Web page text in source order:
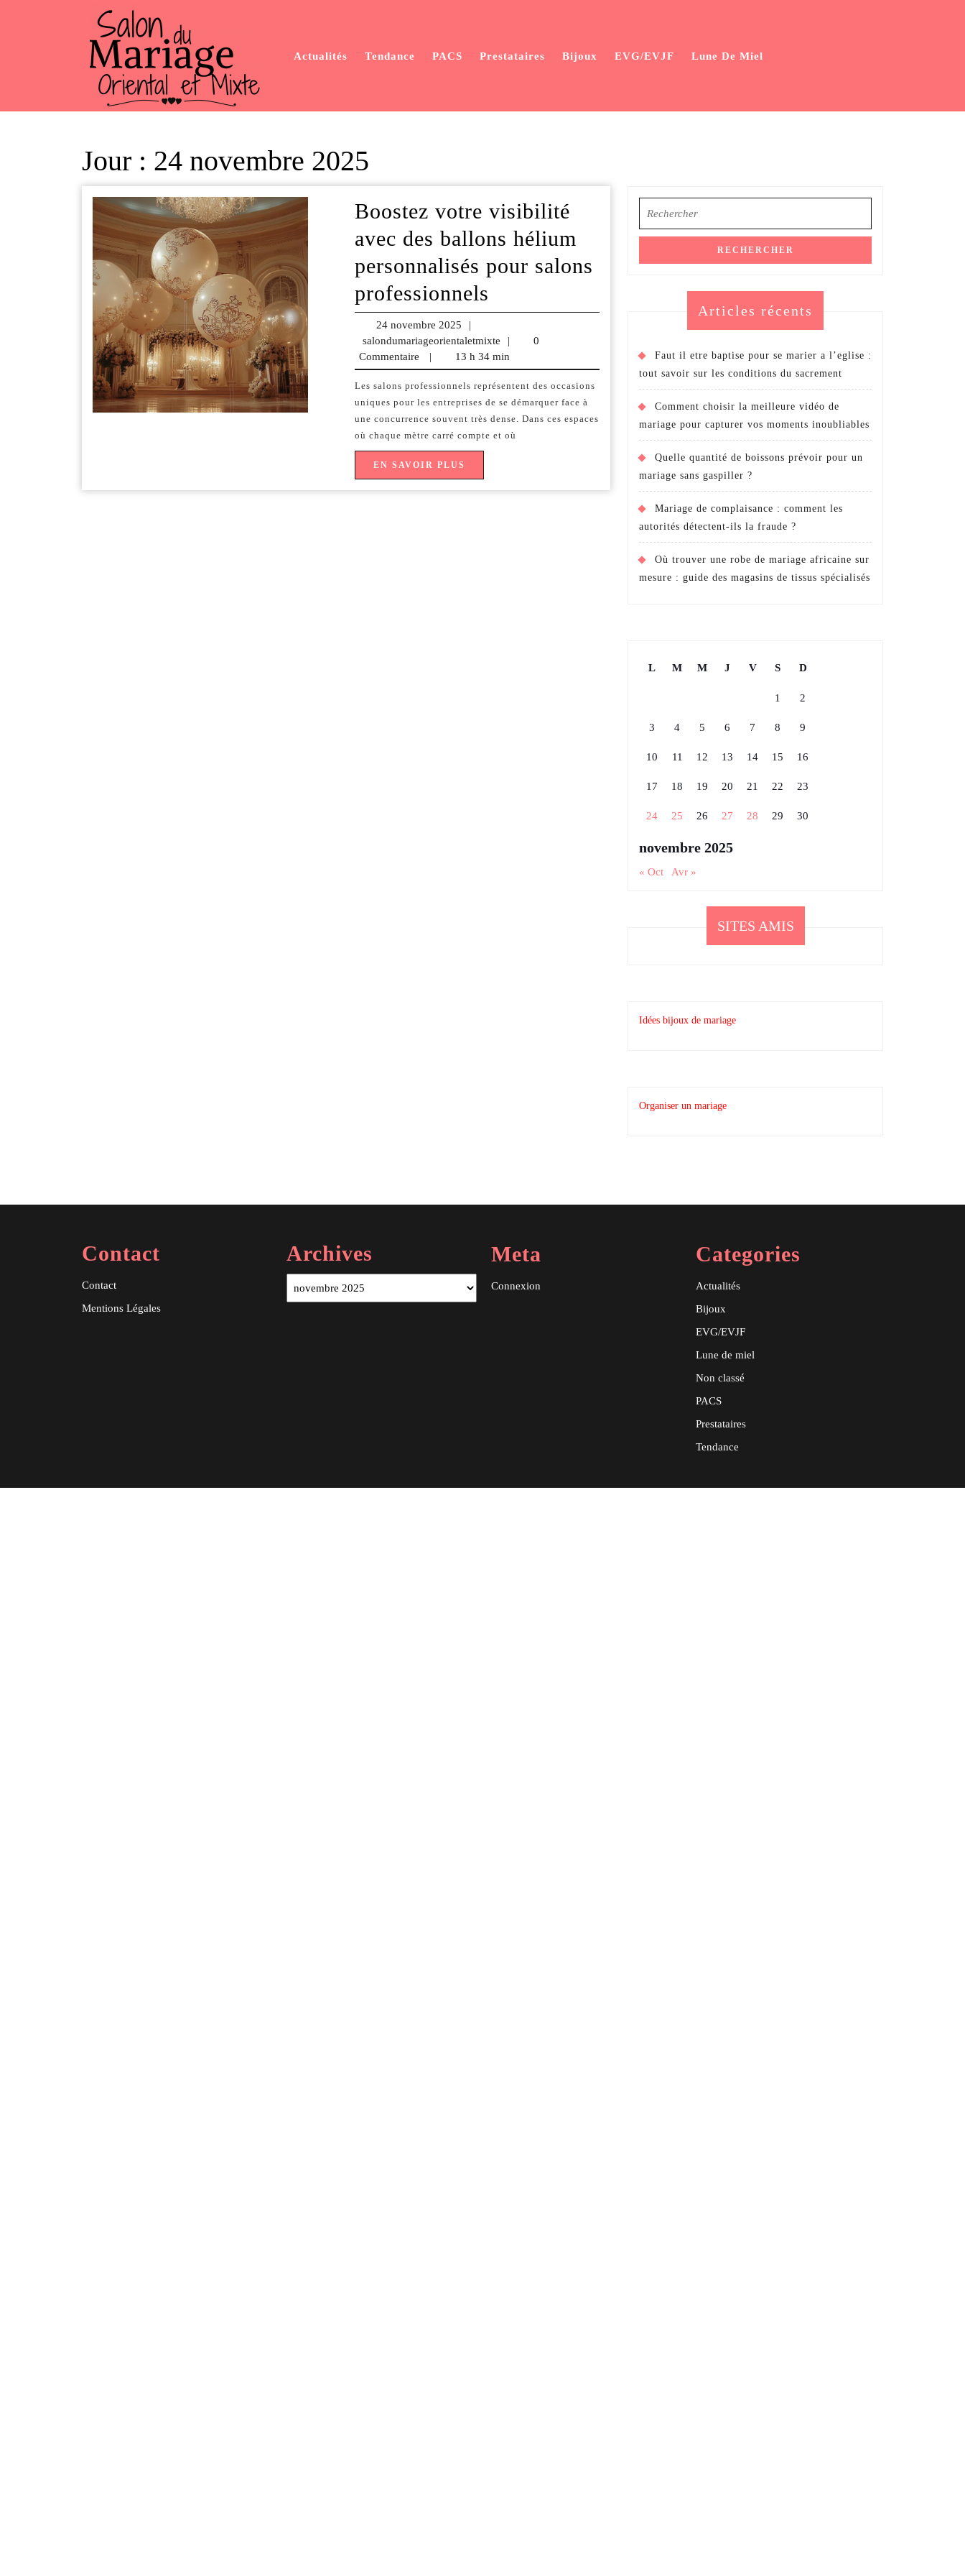
Actualités
Tendance PACS Prestataires Bijoux EVG/EVJF Lune De Miel
Jour : 24 novembre 2025
Boostez votre visibilité
avec des ballons hélium
personnalisés pour salons
professionnels
votre
visibilité
avec
des
ballons
hélium
pour
24 novembre 2025
24
novembre
2025
|
salondumariageorientaletmixte
salondumariageorientaletmixte
|
0
Commentaire
| 13 h 34 min
Les salons professionnels représentent des occasions
uniques pour les entreprises de se démarquer face à
une concurrence souvent très dense. Dans ces espaces
où chaque mètre carré compte et où
EN SAVOIR PLUS
SAVOIR
PLUS
for:
Articles récents
Faut il etre baptise pour se marier a l’eglise :
tout savoir sur les conditions du sacrement
Comment choisir la meilleure vidéo de
mariage pour capturer vos moments inoubliables
Quelle quantité de boissons prévoir pour un
mariage sans gaspiller ?
Mariage de complaisance : comment les
autorités détectent-ils la fraude ?
Où trouver une robe de mariage africaine sur
mesure : guide des magasins de tissus spécialisés
novembre 2025
L M M J V S D
1 2
3 4 5 6 7 8 9
10 11 12 13 14 15 16
17 18 19 20 21 22 23
24 25 26 27 28 29 30
« Oct Avr »
SITES AMIS
Idées bijoux de mariage
Organiser un mariage
Contact
Contact
Mentions Légales
Archives Meta
Connexion
Categories
Actualités
Bijoux
EVG/EVJF
Lune de miel
Non classé
PACS
Prestataires
Tendance